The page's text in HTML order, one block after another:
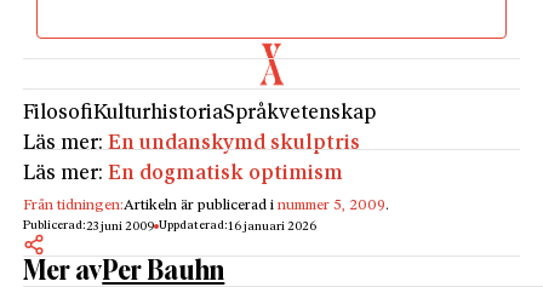
FilosofiKulturhistoriaSpråkvetenskap
Läs mer:En undanskymd skulptris
Läs mer:En dogmatisk optimism
Från tidningen:Artikeln är publicerad inummer 5, 2009.
Publicerad:23 juni 2009 Uppdaterad:16 januari 2026
Mer avPer Bauhn